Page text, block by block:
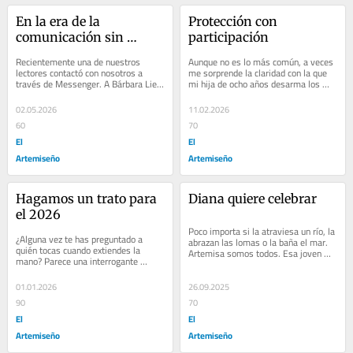
En la era de la
comunicación sin
Recientemente una de nuestros
lectores contactó con nosotros a
través de Messenger. A Bárbara Lien
Iría Galarza le preocupaba seriamente
la...
02.05.2026
60
El
Artemiseño
Protección con
participación
Aunque no es lo más común, a veces
me sorprende la claridad con la que
mi hija de ocho años desarma los
argumentos. A su edad, llega a
conclusiones...
11.02.2026
70
El
Artemiseño
Hagamos un trato para
el 2026
¿Alguna vez te has preguntado a
quién tocas cuando extiendes la
mano? Parece una interrogante
sencilla, pero no lo es. No me refiero
un roce...
01.01.2026
90
El
Artemiseño
Diana quiere celebrar
Poco importa si la atraviesa un río, la
abrazan las lomas o la baña el mar.
Artemisa somos todos. Esa joven
mujer divina que une, suma y vive
26.09.2025
70
El
Artemiseño